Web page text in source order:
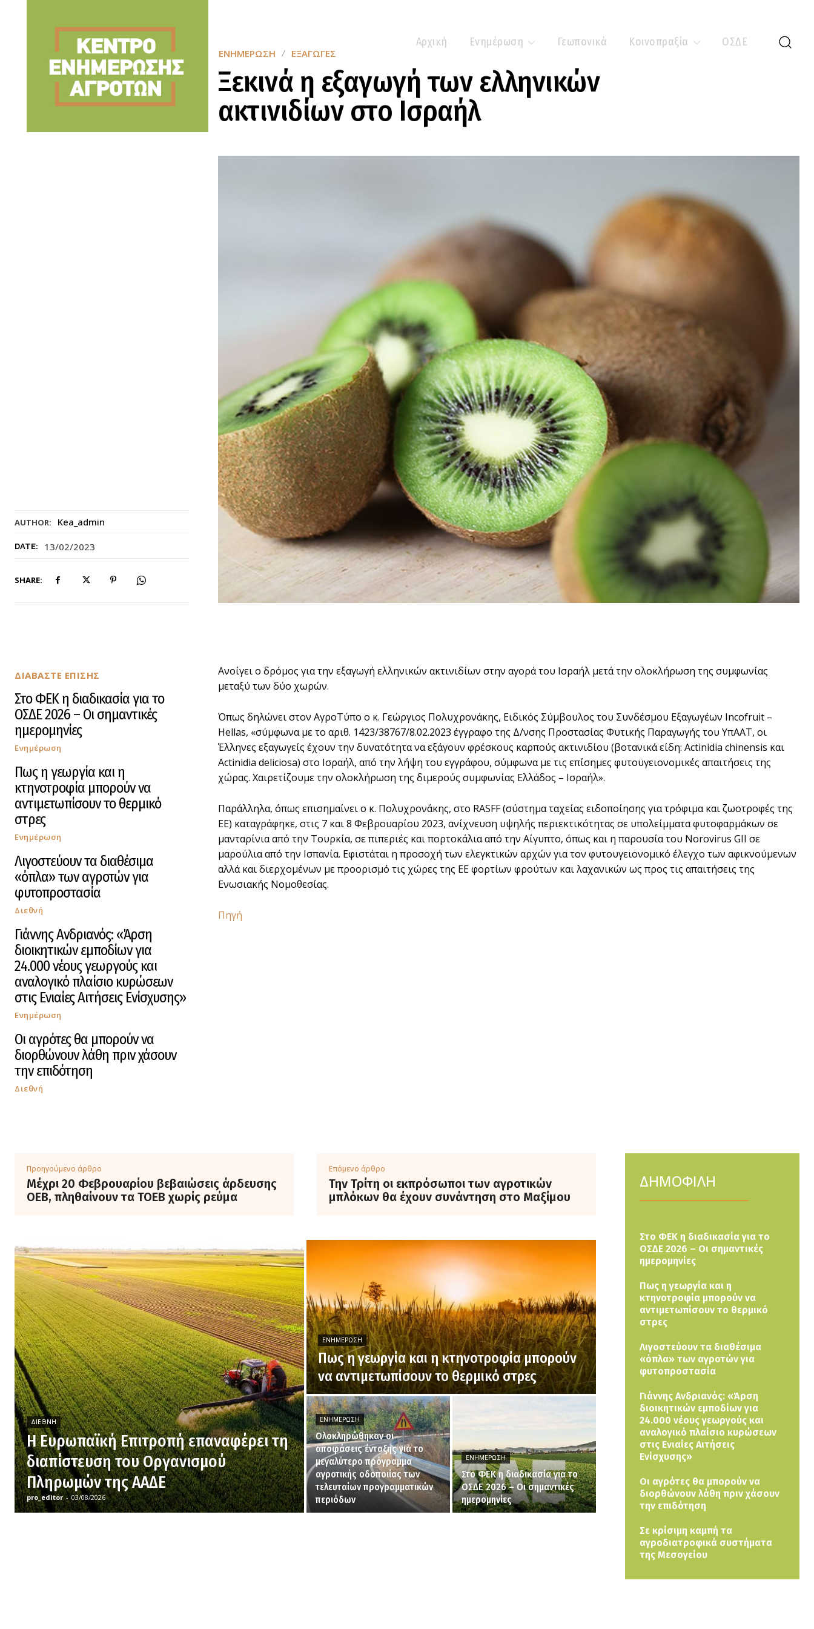
Αρχική Ενημέρωση Γεωπονικά Κοινοπραξία ΟΣΔΕ
AUTHOR: Kea_admin
DATE: 13/02/2023
SHARE:
ΕΝΗΜΈΡΩΣΗ ΕΞΑΓΩΓΈΣ
Ξεκινά η εξαγωγή των ελληνικών
ακτινιδίων στο Ισραήλ
ΔΙΑΒΑΣΤΕ ΕΠΙΣΗΣ
Στο ΦΕΚ η διαδικασία για το
ΟΣΔΕ 2026 – Οι σημαντικές
ημερομηνίες
Ενημέρωση
Πως η γεωργία και η
κτηνοτροφία μπορούν να
αντιμετωπίσουν το θερμικό
στρες
Ενημέρωση
Λιγοστεύουν τα διαθέσιμα
«όπλα» των αγροτών για
φυτοπροστασία
Διεθνή
Γιάννης Ανδριανός: «Άρση
διοικητικών εμποδίων για
24.000 νέους γεωργούς και
αναλογικό πλαίσιο κυρώσεων
στις Ενιαίες Αιτήσεις Ενίσχυσης»
Ενημέρωση
Οι αγρότες θα μπορούν να
διορθώνουν λάθη πριν χάσουν
την επιδότηση
Διεθνή
Ανοίγει ο δρόμος για την εξαγωγή ελληνικών ακτινιδίων στην αγορά του Ισραήλ μετά την ολοκλήρωση της συμφωνίας
μεταξύ των δύο χωρών.
Όπως δηλώνει στον ΑγροΤύπο ο κ. Γεώργιος Πολυχρονάκης, Ειδικός Σύμβουλος του Συνδέσμου Εξαγωγέων Incofruit –
Hellas, «σύμφωνα με το αριθ. 1423/38767/8.02.2023 έγγραφο της Δ/νσης Προστασίας Φυτικής Παραγωγής του ΥπΑΑΤ, οι
Έλληνες εξαγωγείς έχουν την δυνατότητα να εξάγουν φρέσκους καρπούς ακτινιδίου (βοτανικά είδη: Actinidia chinensis και
Actinidia deliciosa) στο Ισραήλ, από την λήψη του εγγράφου, σύμφωνα με τις επίσημες φυτοϋγειονομικές απαιτήσεις της
χώρας. Χαιρετίζουμε την ολοκλήρωση της διμερούς συμφωνίας Ελλάδος – Ισραήλ».
Παράλληλα, όπως επισημαίνει ο κ. Πολυχρονάκης, στο RASFF (σύστημα ταχείας ειδοποίησης για τρόφιμα και ζωοτροφές της
ΕΕ) καταγράφηκε, στις 7 και 8 Φεβρουαρίου 2023, ανίχνευση υψηλής περιεκτικότητας σε υπολείμματα φυτοφαρμάκων σε
μανταρίνια από την Τουρκία, σε πιπεριές και πορτοκάλια από την Αίγυπτο, όπως και η παρουσία του Norovirus GII σε
μαρούλια από την Ισπανία. Εφιστάται η προσοχή των ελεγκτικών αρχών για τον φυτουγειονομικό έλεγχο των αφικνούμενων
αλλά και διερχομένων με προορισμό τις χώρες της ΕΕ φορτίων φρούτων και λαχανικών ως προς τις απαιτήσεις της
Ενωσιακής Νομοθεσίας.
Πηγή
Προηγούμενο άρθρο
Μέχρι 20 Φεβρουαρίου βεβαιώσεις άρδευσης
ΟΕΒ, πληθαίνουν τα ΤΟΕΒ χωρίς ρεύμα
Επόμενο άρθρο
Την Τρίτη οι εκπρόσωποι των αγροτικών
μπλόκων θα έχουν συνάντηση στο Μαξίμου
ΔΙΕΘΝΉ
H Ευρωπαϊκή Επιτροπή επαναφέρει τη
διαπίστευση του Οργανισμού
Πληρωμών της ΑΑΔΕ
pro_editor - 03/08/2026
ΕΝΗΜΈΡΩΣΗ
Πως η γεωργία και η κτηνοτροφία μπορούν
να αντιμετωπίσουν το θερμικό στρες
ΕΝΗΜΈΡΩΣΗ
Ολοκληρώθηκαν οι
αποφάσεις ένταξης για το
μεγαλύτερο πρόγραμμα
αγροτικής οδοποιίας των
τελευταίων προγραμματικών
περιόδων
ΕΝΗΜΈΡΩΣΗ
Στο ΦΕΚ η διαδικασία για το
ΟΣΔΕ 2026 – Οι σημαντικές
ημερομηνίες
ΔΗΜΟΦΙΛΗ
Στο ΦΕΚ η διαδικασία για το
ΟΣΔΕ 2026 – Οι σημαντικές
ημερομηνίες
Πως η γεωργία και η
κτηνοτροφία μπορούν να
αντιμετωπίσουν το θερμικό
στρες
Λιγοστεύουν τα διαθέσιμα
«όπλα» των αγροτών για
φυτοπροστασία
Γιάννης Ανδριανός: «Άρση
διοικητικών εμποδίων για
24.000 νέους γεωργούς και
αναλογικό πλαίσιο κυρώσεων
στις Ενιαίες Αιτήσεις
Ενίσχυσης»
Οι αγρότες θα μπορούν να
διορθώνουν λάθη πριν χάσουν
την επιδότηση
Σε κρίσιμη καμπή τα
αγροδιατροφικά συστήματα
της Μεσογείου